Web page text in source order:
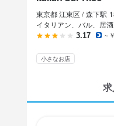
東京都 江東区 / 森下駅
イタリアン、バル、居
3.17 ～
小さなお店
ホールスタ
ホールスタッ
1,250円
昇給あり インセンティ